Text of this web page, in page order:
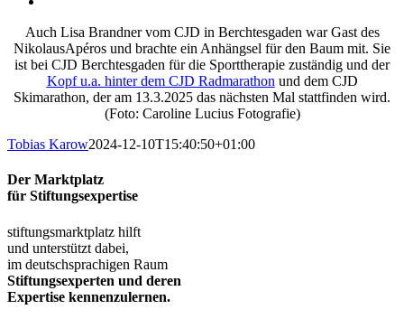
Auch Lisa Brandner vom CJD in Berchtesgaden war Gast des
NikolausApéros und brachte ein Anhängsel für den Baum mit. Sie
ist bei CJD Berchtesgaden für die Sporttherapie zuständig und der
Kopf u.a. hinter dem CJD Radmarathon und dem CJD
Skimarathon, der am 13.3.2025 das nächsten Mal stattfinden wird.
(Foto: Caroline Lucius Fotografie)
Tobias Karow2024-12-10T15:40:50+01:00
Der Marktplatz
für Stiftungsexpertise
stiftungsmarktplatz hilft
und unterstützt dabei,
im deutschsprachigen Raum
Stiftungsexperten und deren
Expertise kennenzulernen.